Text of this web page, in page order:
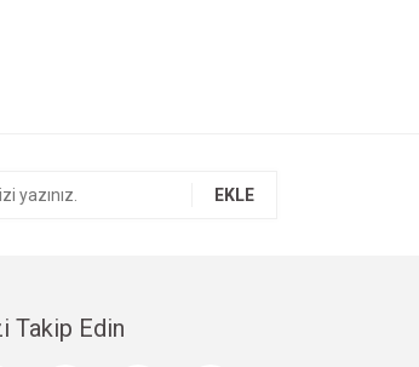
EKLE
Takip Edin